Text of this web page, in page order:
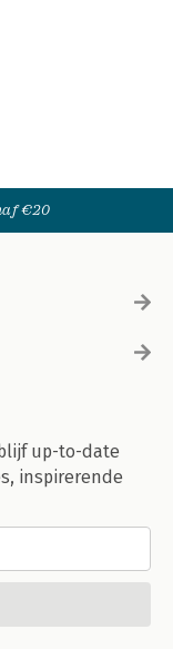
€20
up-to-date
inspirerende